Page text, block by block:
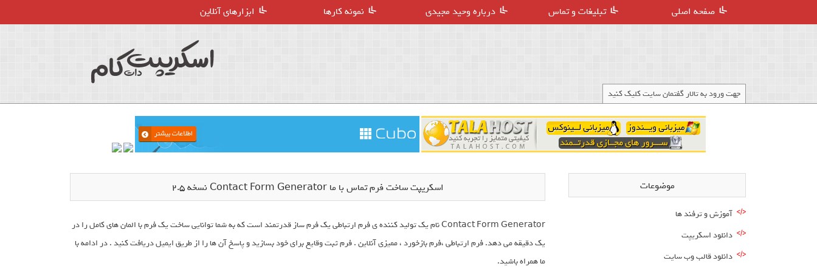
صفحه اصلی تبلیغات و تماس درباره وحید مجیدی نمونه کارها ابزارهای آنلاین
جهت ورود به تالار گفتمان سایت کلیک کنید
اسکریپت ساخت فرم تماس با ما Contact Form Generator نسخه 2.5
Contact Form Generator نام یک تولید کننده ی فرم ارتباطی یک فرم ساز قدرتمند است که به شما توانایی ساخت یک فرم با المان های کامل را در
یک دقیقه می دهد. فرم ارتباطی ،فرم بازخورد ، ممیزی آنلاین . فرم ثبت وقایع برای خود بسازید و پاسخ آن ها را از طریق ایمیل دریافت کنید . در ادامه با
ما همراه باشید.
موضوعات
آموزش و ترفند ها
دانلود اسکریپت
دانلود قالب وب سایت